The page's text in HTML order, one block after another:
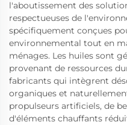
l'aboutissement des
respectueuses de
spécifiquement conçues
environnemental tout en
ménages. Les huiles sont
provenant de ressources
fabricants qui intègrent
organiques et
propulseurs artificiels, de
d'éléments chauffants